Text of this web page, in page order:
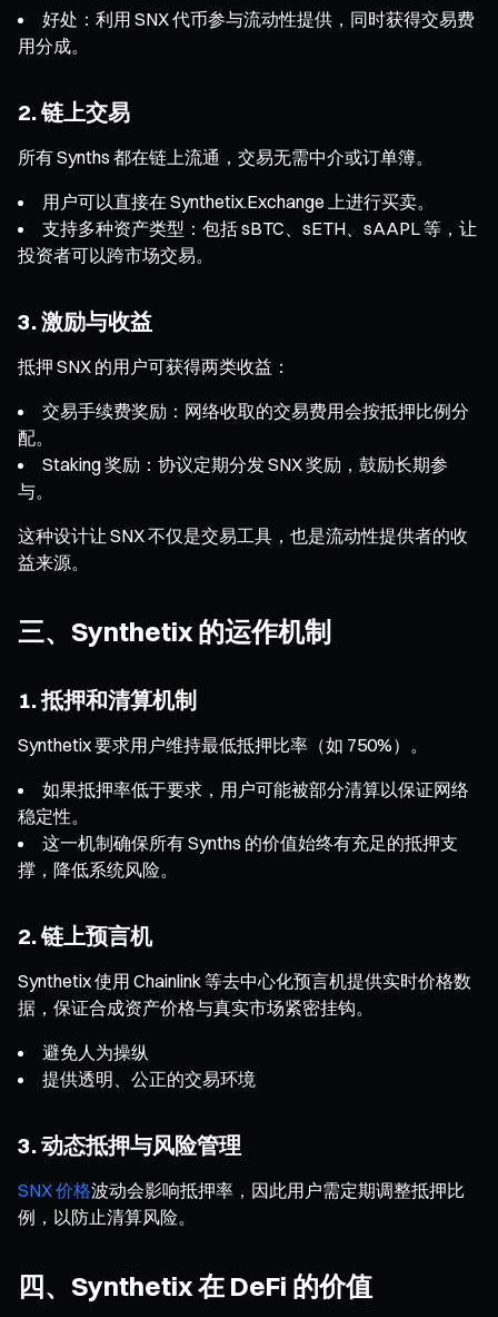
好处：利用 SNX 代币参与流动性提供，同时获得交易费
用分成。
2. 链上交易
所有 Synths 都在链上流通，交易无需中介或订单簿。
用户可以直接在 Synthetix.Exchange 上进行买卖。
支持多种资产类型：包括 sBTC、sETH、sAAPL 等，让
投资者可以跨市场交易。
3. 激励与收益
抵押 SNX 的用户可获得两类收益：
交易手续费奖励：网络收取的交易费用会按抵押比例分
配。
Staking 奖励：协议定期分发 SNX 奖励，鼓励长期参
与。
这种设计让 SNX 不仅是交易工具，也是流动性提供者的收
益来源。
三、Synthetix 的运作机制
1. 抵押和清算机制
Synthetix 要求用户维持最低抵押比率（如 750%）。
如果抵押率低于要求，用户可能被部分清算以保证网络
稳定性。
这一机制确保所有 Synths 的价值始终有充足的抵押支
撑，降低系统风险。
2. 链上预言机
Synthetix 使用 Chainlink 等去中心化预言机提供实时价格数
据，保证合成资产价格与真实市场紧密挂钩。
避免人为操纵
提供透明、公正的交易环境
3. 动态抵押与风险管理
SNX 价格波动会影响抵押率，因此用户需定期调整抵押比
例，以防止清算风险。
四、Synthetix 在 DeFi 的价值